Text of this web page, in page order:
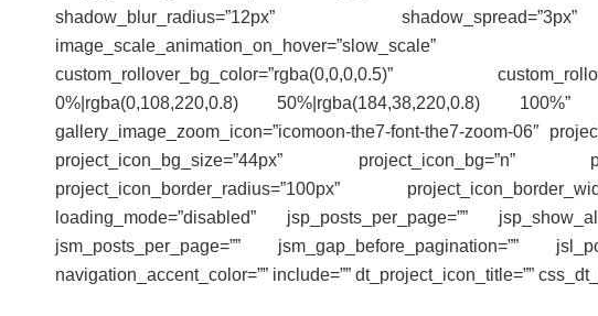
shadow_blur_radius=”12px”
custom_rollover_bg_color=”rgba(0,0,0,0.5)”
0%|rgba(0,108,220,0.8) 50%|rgba(184,38,220,0.8) 100%”
gallery_image_zoom_icon=”icomoon-the7-font-the7-zoom-06″
project_icon_bg_size=”44px” project_icon_bg=”n”
project_icon_border_radius=”100px”
loading_mode=”disabled” jsp_posts_per_page=””
jsm_posts_per_page=”” jsm_gap_before_pagination=””
navigation_accent_color=”” include=”” dt_project_icon_title=””